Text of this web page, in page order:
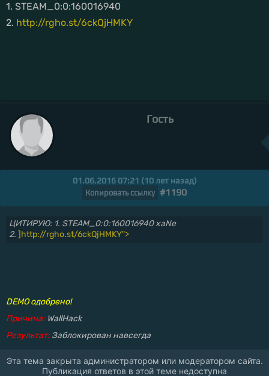
1. STEAM_0:0:160016940
2. http://rgho.st/6ckQjHMKY
Гость
01.06.2016 07:21 (10 лет назад)
Копировать ссылку #1190
ЦИТИРУЮ: 1. STEAM_0:0:160016940 xaNe
2. ]http://rgho.st/6ckQjHMKY">
DEMO одобрено!
Причина: WallHack
Результат: Заблокирован навсегда
Эта тема закрыта администратором или модератором сайта.
Публикация ответов в этой теме недоступна